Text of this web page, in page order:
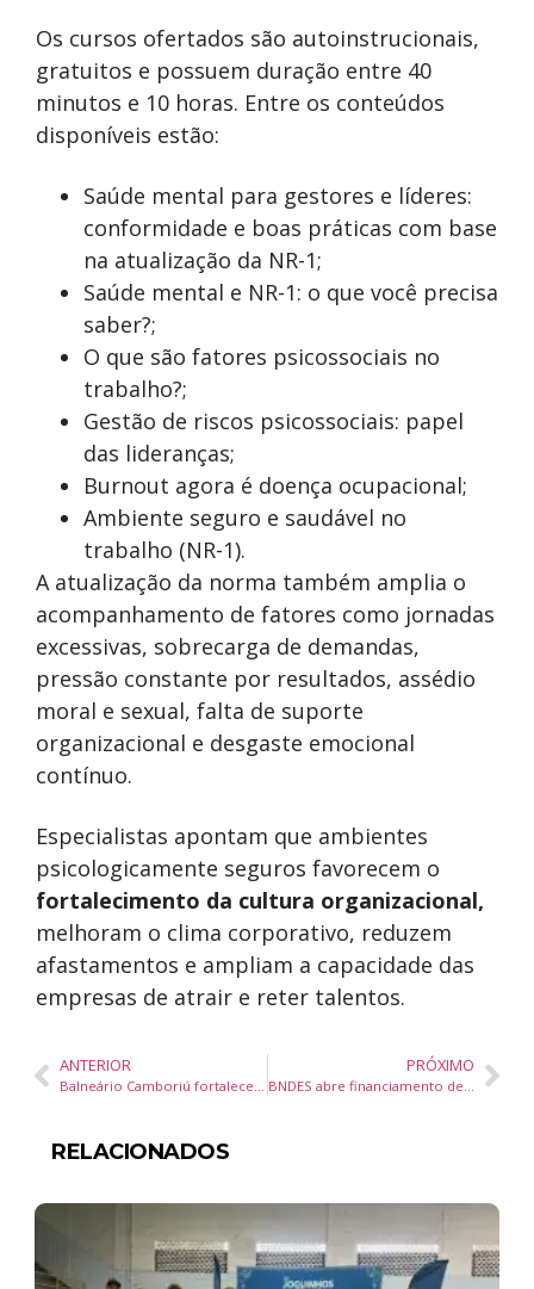
Os cursos ofertados são autoinstrucionais,
gratuitos e possuem duração entre 40
minutos e 10 horas. Entre os conteúdos
disponíveis estão:
Saúde mental para gestores e líderes:
conformidade e boas práticas com base
na atualização da NR-1;
Saúde mental e NR-1: o que você precisa
saber?;
O que são fatores psicossociais no
trabalho?;
Gestão de riscos psicossociais: papel
das lideranças;
Burnout agora é doença ocupacional;
Ambiente seguro e saudável no
trabalho (NR-1).
A atualização da norma também amplia o
acompanhamento de fatores como jornadas
excessivas, sobrecarga de demandas,
pressão constante por resultados, assédio
moral e sexual, falta de suporte
organizacional e desgaste emocional
contínuo.
Especialistas apontam que ambientes
psicologicamente seguros favorecem o
fortalecimento da cultura organizacional,
melhoram o clima corporativo, reduzem
afastamentos e ampliam a capacidade das
empresas de atrair e reter talentos.
ANTERIOR
Balneário Camboriú fortalece turismo de eventos com realização do Gatarina Show 2026
PRÓXIMO
BNDES abre financiamento de R$ 21,2 bilhões para renovação de frota de caminhões e ônibus no Brasil
RELACIONADOS